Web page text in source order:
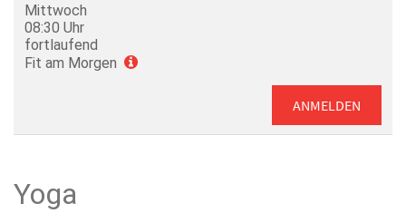
Mittwoch
08:30 Uhr
fortlaufend
Fit am Morgen
ANMELDEN
Yoga